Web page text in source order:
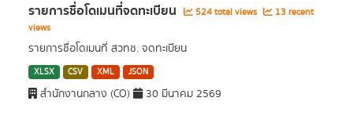
รายการชื่อโดเมนที่จดทะเบียน 524 total views
13 recent
views
รายการชื่อโดเมนที่ สวทช. จดทะเบียน
XLSX CSV XML JSON
สำนักงานกลาง (CO) 30 มีนาคม 2569